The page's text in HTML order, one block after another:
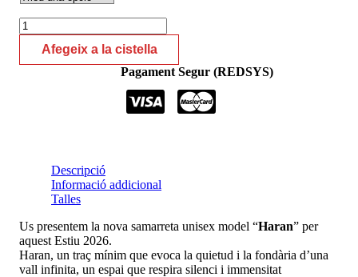
quantitat
de
Haran
(Estiu
Afegeix a la cistella
Pagament Segur (REDSYS)
Descripció
Informació addicional
Talles
Us presentem la nova samarreta unisex model “Haran” per
aquest Estiu 2026.
Haran, un traç mínim que evoca la quietud i la fondària d’una
vall infinita, un espai que respira silenci i immensitat